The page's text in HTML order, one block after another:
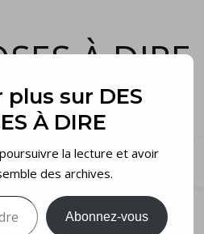
À DIRE
et voilà…
plus sur DES
À DIRE
la lecture et avoir
des archives.
e-mail…
Abonnez-vous